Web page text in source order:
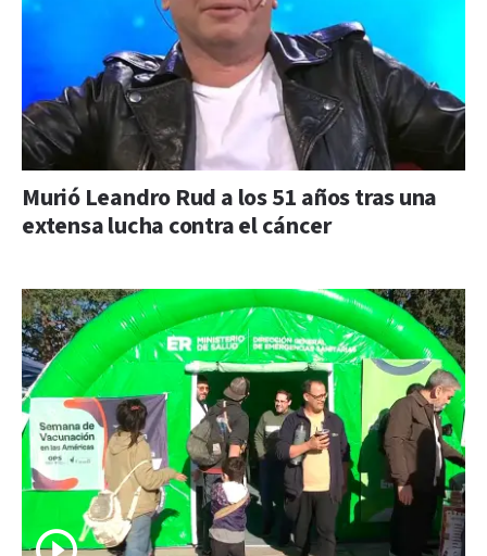
Murió Leandro Rud a los 51 años tras una
extensa lucha contra el cáncer